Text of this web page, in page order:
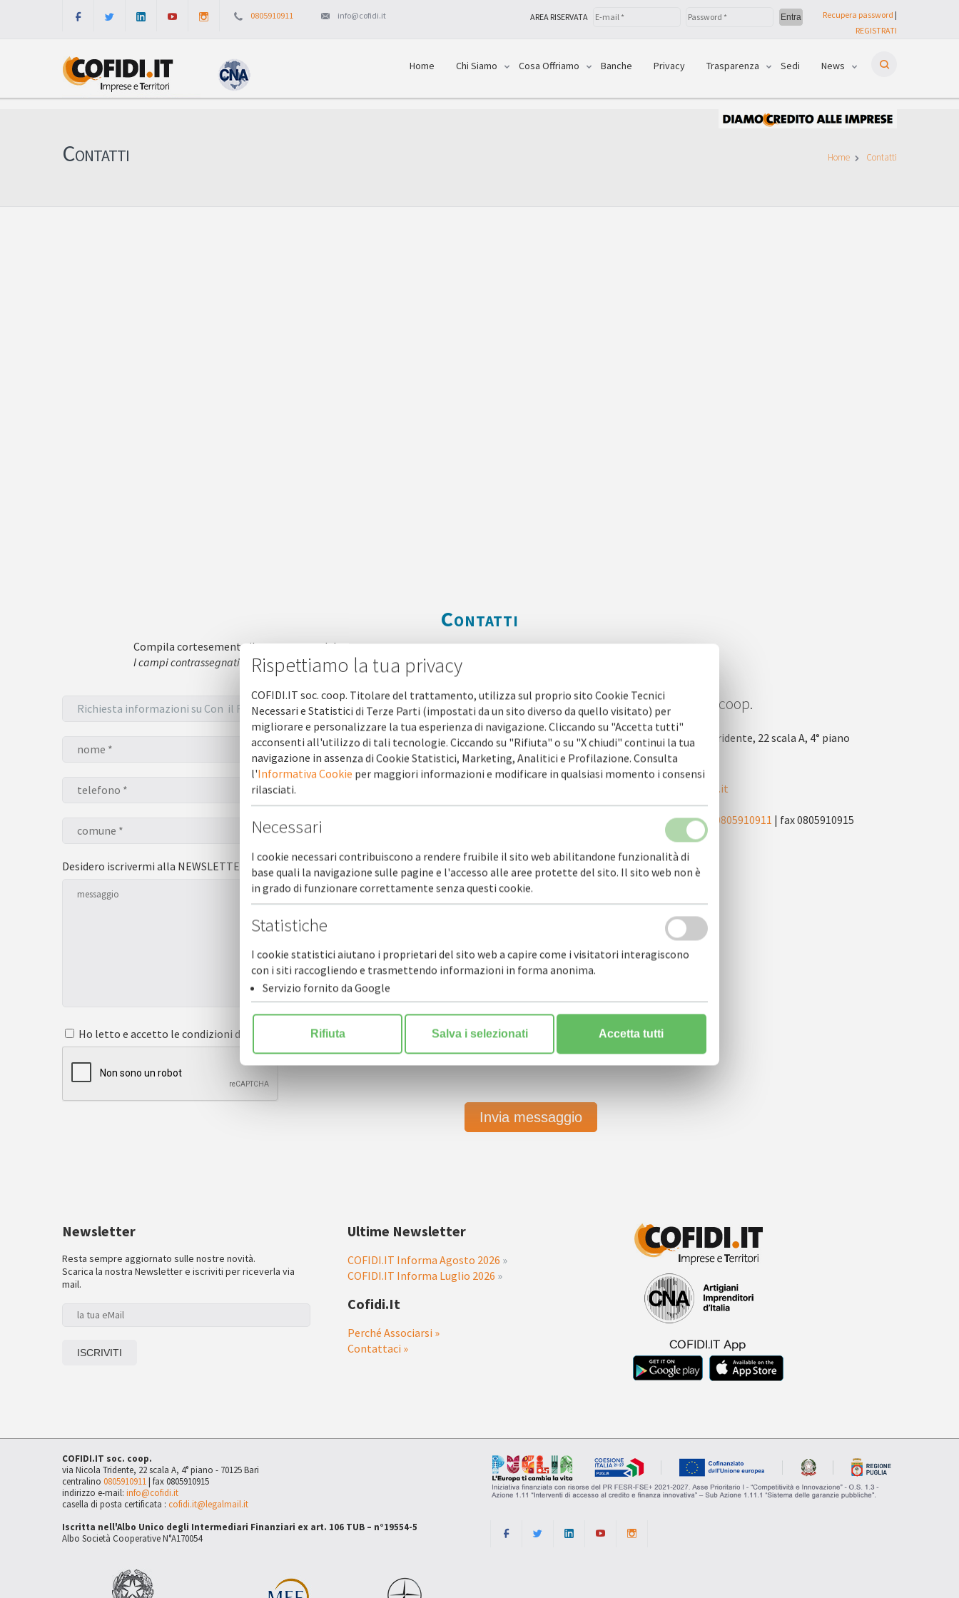
0805910911 info@cofidi.it AREA RISERVATA Recupera password |
REGISTRATI
Home Chi Siamo Cosa Offriamo Banche Privacy Trasparenza Sedi News
Contatti Home Contatti
Contatti
Compila cortesemente il seguente modulo.
I campi contrassegnati con l'asterisco * sono obbligatori.
Desidero iscrivermi alla NEWSLETTER * no
Ho letto e accetto le condizioni dell' informativa sulla privacy
COFIDI.IT soc. coop.
via Nicola Tridente, 22 scala A, 4° piano
70125 Bari
info@cofidi.it
centralino 0805910911 | fax 0805910915
Newsletter
Resta sempre aggiornato sulle nostre novità.
Scarica la nostra Newsletter e iscriviti per riceverla via
mail.
Ultime Newsletter
COFIDI.IT Informa Agosto 2026 »
COFIDI.IT Informa Luglio 2026 »
Cofidi.it
Perché Associarsi »
Contattaci »
COFIDI.IT soc. coop.
via Nicola Tridente, 22 scala A, 4° piano - 70125 Bari
centralino 0805910911| fax 0805910915
indirizzo e-mail: info@cofidi.it
casella di posta certificata : cofidi.it@legalmail.it
Iscritta nell'Albo Unico degli Intermediari Finanziari ex art. 106 TUB – n°19554-5
Albo Società Cooperative N°A170054
Rispettiamo la tua privacy
COFIDI.IT soc. coop. Titolare del trattamento, utilizza sul proprio sito Cookie Tecnici
Necessari e Statistici di Terze Parti (impostati da un sito diverso da quello visitato) per
migliorare e personalizzare la tua esperienza di navigazione. Cliccando su "Accetta tutti"
acconsenti all'utilizzo di tali tecnologie. Ciccando su "Rifiuta" o su "X chiudi" continui la tua
navigazione in assenza di Cookie Statistici, Marketing, Analitici e Profilazione. Consulta
l'Informativa Cookie per maggiori informazioni e modificare in qualsiasi momento i consensi
rilasciati.
Necessari
I cookie necessari contribuiscono a rendere fruibile il sito web abilitandone funzionalità di
base quali la navigazione sulle pagine e l'accesso alle aree protette del sito. Il sito web non è
in grado di funzionare correttamente senza questi cookie.
Statistiche
I cookie statistici aiutano i proprietari del sito web a capire come i visitatori interagiscono
con i siti raccogliendo e trasmettendo informazioni in forma anonima.
Servizio fornito da Google
Rifiuta Salva i selezionati Accetta tutti